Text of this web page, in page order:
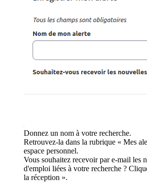
Donnez un nom à votre recherche.
Retrouvez-la dans la rubrique « Mes
espace personnel.
Vous souhaitez recevoir par e-mail les
d'emploi liées à votre recherche ?
la réception ».